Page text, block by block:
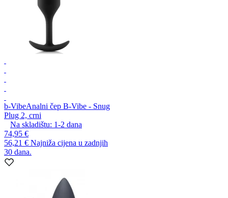
b-VibeAnalni čep B-Vibe - Snug
Plug 2, crni
Na skladištu: 1-2 dana
74,95 €
56,21 € Najniža cijena u zadnjih
30 dana.